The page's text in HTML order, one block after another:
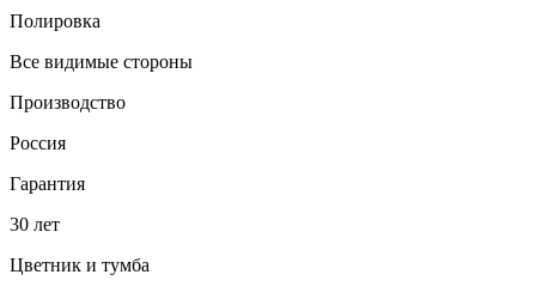
Полировка
Все видимые стороны
Производство
Россия
Гарантия
30 лет
Цветник и тумба